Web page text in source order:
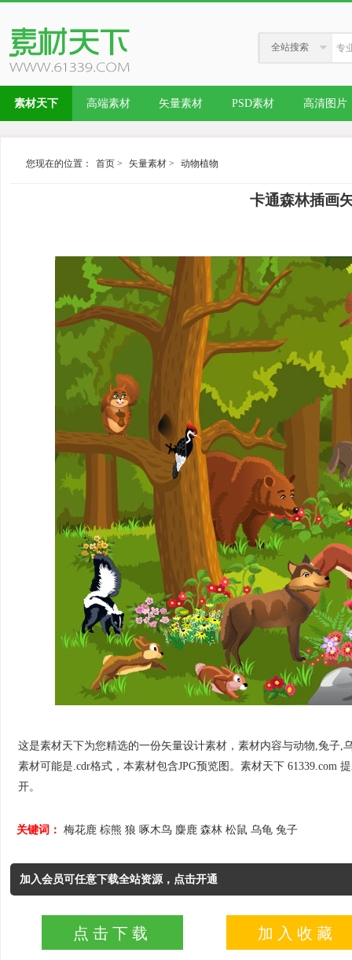
全站搜索
素材天下 高端素材 矢量素材 PSD素材 高清图片
您现在的位置： 首页 > 矢量素材 > 动物植物
卡通森林插画
这是素材天下为您精选的一份矢量设计素材，素材内容与动物,兔子,
素材可能是.cdr格式，本素材包含JPG预览图。素材天下 61339.com
开。
关键词： 梅花鹿 棕熊 狼 啄木鸟 麋鹿 森林 松鼠 乌龟 兔子
加入会员可任意下载全站资源，点击开通
点击下载 加入收藏